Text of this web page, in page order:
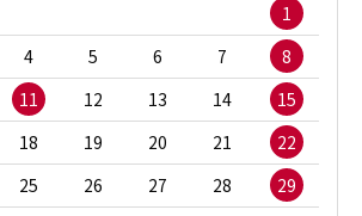
1
4 5 6 7
8
11 12 13 14
15
18 19 20 21
22
25 26 27 28 29